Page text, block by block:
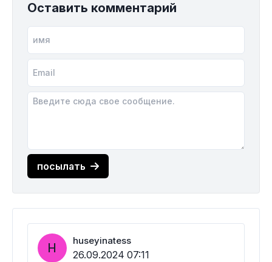
Оставить комментарий
посылать
H huseyinatess
26.09.2024 07:11